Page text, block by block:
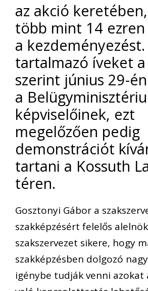
az akció
több mint 14
a
tartalmazó íveket
szerint június 29-
a
képviselőinek, ezt
megelőzően pedig
demonstrációt
tartani a Kossuth
téren.
Gosztonyi Gábor a
szakképzésért felelős
szakszervezet sikere, hogy
szakképzésben dolgozó
igénybe tudják venni azokat